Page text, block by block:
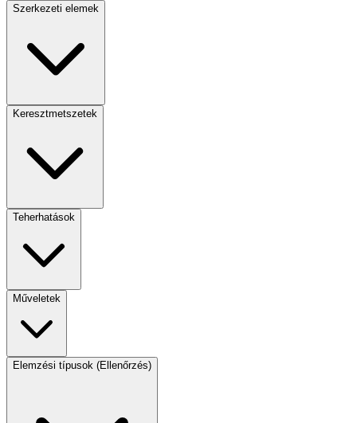
Szerkezeti elemek
Keresztmetszetek
Teherhatások
Műveletek
Elemzési típusok (Ellenőrzés)